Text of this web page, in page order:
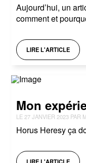
Aujourd’hui, un
comment et
LIRE L'ARTICLE
Mon
LE 27 JANVIER 2023 PAR
Horus Heresy ça
LIRE L'ARTICLE